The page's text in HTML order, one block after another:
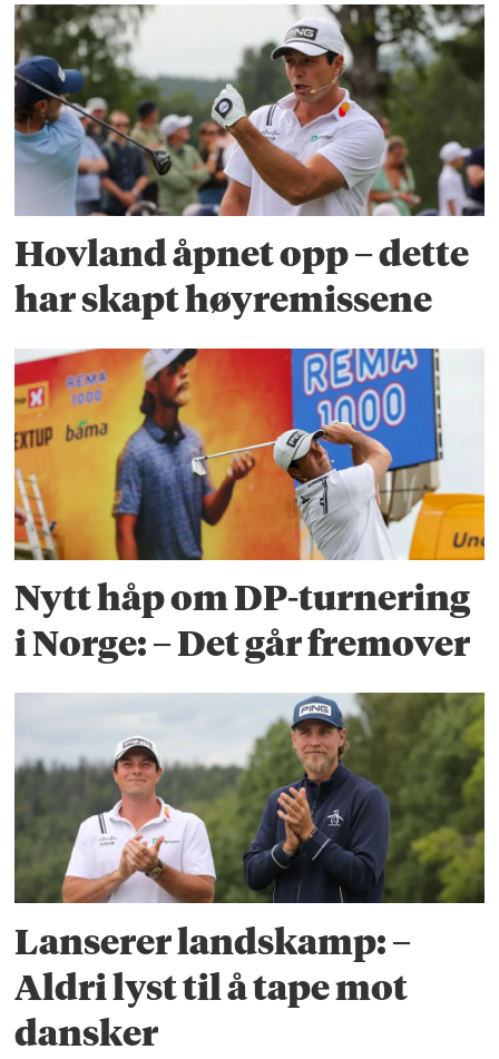
Hovland åpnet opp – dette
har skapt høyremissene
Nytt håp om DP-turnering
i Norge: – Det går fremover
Lanserer landskamp: –
Aldri lyst til å tape mot
dansker